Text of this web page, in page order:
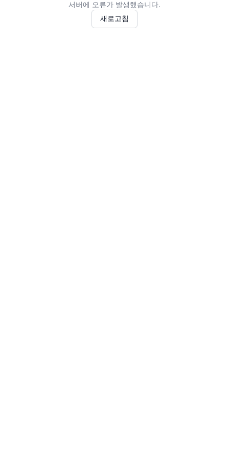
서버에 오류가 발생했습니다.
새로고침